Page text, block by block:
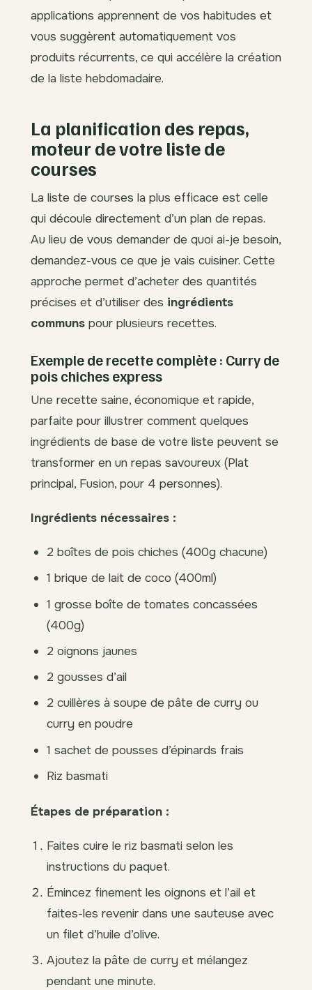
applications apprennent de vos habitudes et
vous suggèrent automatiquement vos
produits récurrents, ce qui accélère la création
de la liste hebdomadaire.
La planification des repas,
moteur de votre liste de
courses
La liste de courses la plus efficace est celle
qui découle directement d’un plan de repas.
Au lieu de vous demander de quoi ai-je besoin,
demandez-vous ce que je vais cuisiner. Cette
approche permet d’acheter des quantités
précises et d’utiliser des ingrédients
communs pour plusieurs recettes.
Exemple de recette complète : Curry de
pois chiches express
Une recette saine, économique et rapide,
parfaite pour illustrer comment quelques
ingrédients de base de votre liste peuvent se
transformer en un repas savoureux (Plat
principal, Fusion, pour 4 personnes).
Ingrédients nécessaires :
2 boîtes de pois chiches (400g chacune)
1 brique de lait de coco (400ml)
1 grosse boîte de tomates concassées
(400g)
2 oignons jaunes
2 gousses d’ail
2 cuillères à soupe de pâte de curry ou
curry en poudre
1 sachet de pousses d’épinards frais
Riz basmati
Étapes de préparation :
Faites cuire le riz basmati selon les
instructions du paquet.
Émincez finement les oignons et l’ail et
faites-les revenir dans une sauteuse avec
un filet d’huile d’olive.
Ajoutez la pâte de curry et mélangez
pendant une minute.